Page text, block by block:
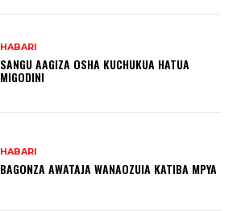
HABARI
SANGU AAGIZA OSHA KUCHUKUA HATUA
MIGODINI ‎
HABARI
BAGONZA AWATAJA WANAOZUIA KATIBA MPYA